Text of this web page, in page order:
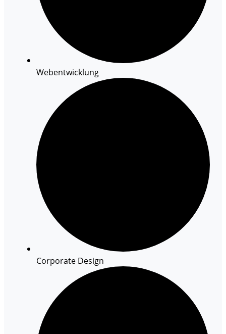
Webentwicklung
Corporate Design